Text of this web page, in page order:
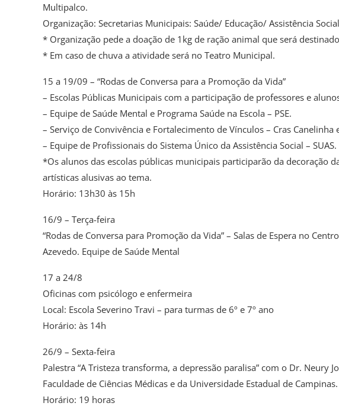
Multipalco.
Organização: Secretarias Municipais: Saúde/ Educação/ Assistência
* Organização pede a doação de 1kg de ração animal que será
* Em caso de chuva a atividade será no Teatro Municipal.
15 a 19/09 – “Rodas de Conversa para a Promoção da Vida”
– Escolas Públicas Municipais com a participação de professores e
– Equipe de Saúde Mental e Programa Saúde na Escola – PSE.
– Serviço de Convivência e Fortalecimento de Vínculos – Cras Canelinha
– Equipe de Profissionais do Sistema Único da Assistência Social – SUAS.
*Os alunos das escolas públicas municipais participarão da decoração
artísticas alusivas ao tema.
Horário: 13h30 às 15h
16/9 – Terça-feira
“Rodas de Conversa para Promoção da Vida” – Salas de Espera no
Azevedo. Equipe de Saúde Mental
17 a 24/8
Oficinas com psicólogo e enfermeira
Local: Escola Severino Travi – para turmas de 6º e 7º ano
Horário: às 14h
26/9 – Sexta-feira
Palestra “A Tristeza transforma, a depressão paralisa” com o Dr. Neury
Faculdade de Ciências Médicas e da Universidade Estadual de Campinas.
Horário: 19 horas